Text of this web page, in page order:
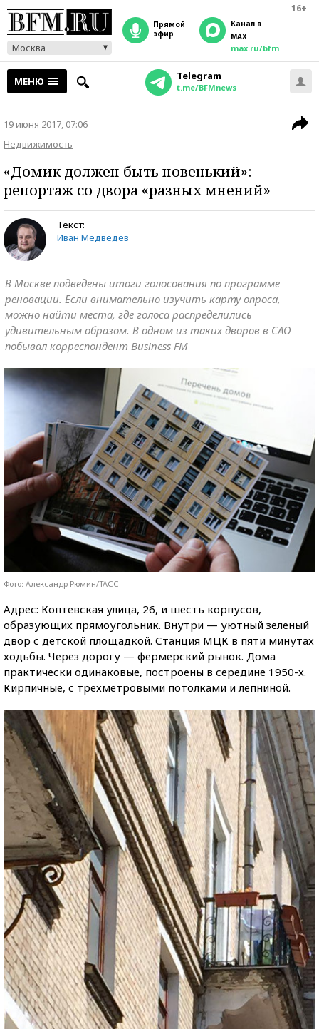
16+
Москва
прямой
эфир
Канал в
MAX
max.ru/bfm
МЕНЮ Telegram
t.me/BFMnews
19 июня 2017, 07:06
Недвижимость
«Домик должен быть новенький»:
репортаж со двора «разных мнений»
Текст:
Иван Медведев
В Москве подведены итоги голосования по программе
реновации. Если внимательно изучить карту опроса,
можно найти места, где голоса распределились
удивительным образом. В одном из таких дворов в САО
побывал корреспондент Business FM
Фото: Александр Рюмин/ТАСС
Адрес: Коптевская улица, 26, и шесть корпусов,
образующих прямоугольник. Внутри — уютный зеленый
двор с детской площадкой. Станция МЦК в пяти минутах
ходьбы. Через дорогу — фермерский рынок. Дома
практически одинаковые, построены в середине 1950-х.
Кирпичные, с трехметровыми потолками и лепниной.